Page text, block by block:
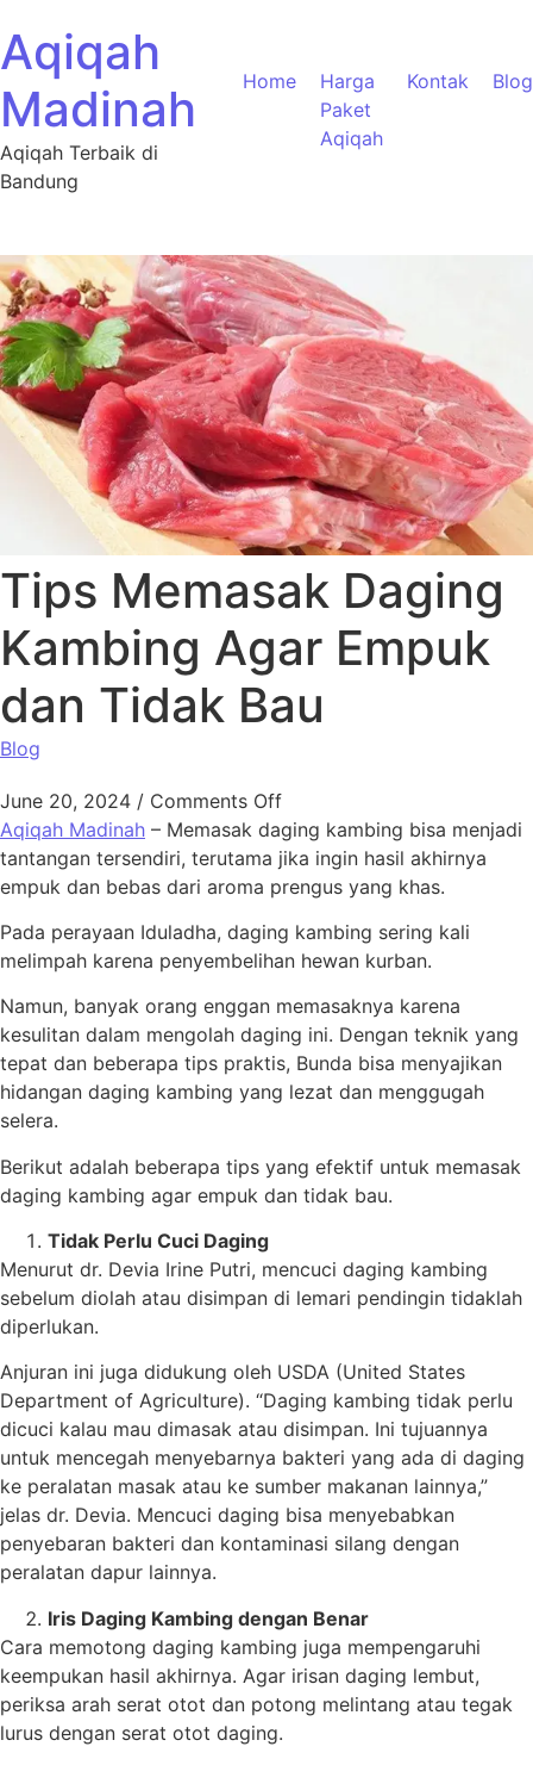
Aqiqah
Madinah
Aqiqah Terbaik di
Bandung
Home
Harga
Paket
Aqiqah
Kontak Blog
Tips Memasak Daging
Kambing Agar Empuk
dan Tidak Bau
Blog
June 20, 2024 / Comments Off
Aqiqah Madinah – Memasak daging kambing bisa menjadi
tantangan tersendiri, terutama jika ingin hasil akhirnya
empuk dan bebas dari aroma prengus yang khas.
Pada perayaan Iduladha, daging kambing sering kali
melimpah karena penyembelihan hewan kurban.
Namun, banyak orang enggan memasaknya karena
kesulitan dalam mengolah daging ini. Dengan teknik yang
tepat dan beberapa tips praktis, Bunda bisa menyajikan
hidangan daging kambing yang lezat dan menggugah
selera.
Berikut adalah beberapa tips yang efektif untuk memasak
daging kambing agar empuk dan tidak bau.
Tidak Perlu Cuci Daging
Menurut dr. Devia Irine Putri, mencuci daging kambing
sebelum diolah atau disimpan di lemari pendingin tidaklah
diperlukan.
Anjuran ini juga didukung oleh USDA (United States
Department of Agriculture). “Daging kambing tidak perlu
dicuci kalau mau dimasak atau disimpan. Ini tujuannya
untuk mencegah menyebarnya bakteri yang ada di daging
ke peralatan masak atau ke sumber makanan lainnya,”
jelas dr. Devia. Mencuci daging bisa menyebabkan
penyebaran bakteri dan kontaminasi silang dengan
peralatan dapur lainnya.
Iris Daging Kambing dengan Benar
Cara memotong daging kambing juga mempengaruhi
keempukan hasil akhirnya. Agar irisan daging lembut,
periksa arah serat otot dan potong melintang atau tegak
lurus dengan serat otot daging.